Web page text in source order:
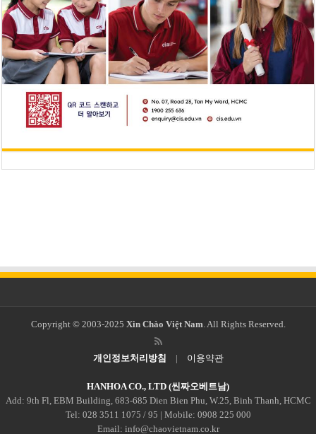
Copyright © 2003-2025 Xin Chào Việt Nam. All Rights Reserved.
개인정보처리방침 | 이용약관
HANHOA CO., LTD (씬짜오베트남)
Add: 9th Fl, EBM Building, 683-685 Dien Bien Phu, W.25, Binh Thanh, HCMC
Tel: 028 3511 1075 / 95 | Mobile: 0908 225 000
Email: info@chaovietnam.co.kr